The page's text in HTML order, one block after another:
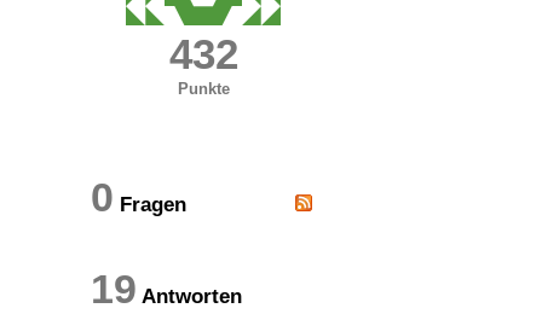
432
Punkte
0 Fragen
19 Antworten